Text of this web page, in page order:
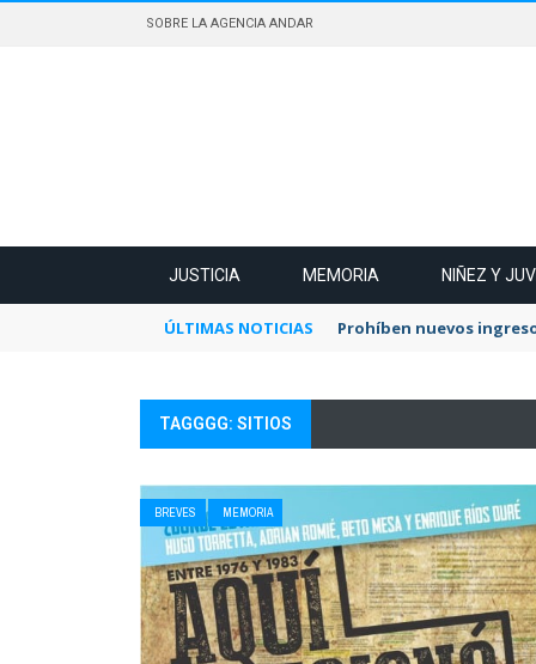
SOBRE LA AGENCIA ANDAR
JUSTICIA MEMORIA NIÑEZ Y
ÚLTIMAS NOTICIAS Prohíben nuevos
TAGGGG: SITIOS
BREVES MEMORIA